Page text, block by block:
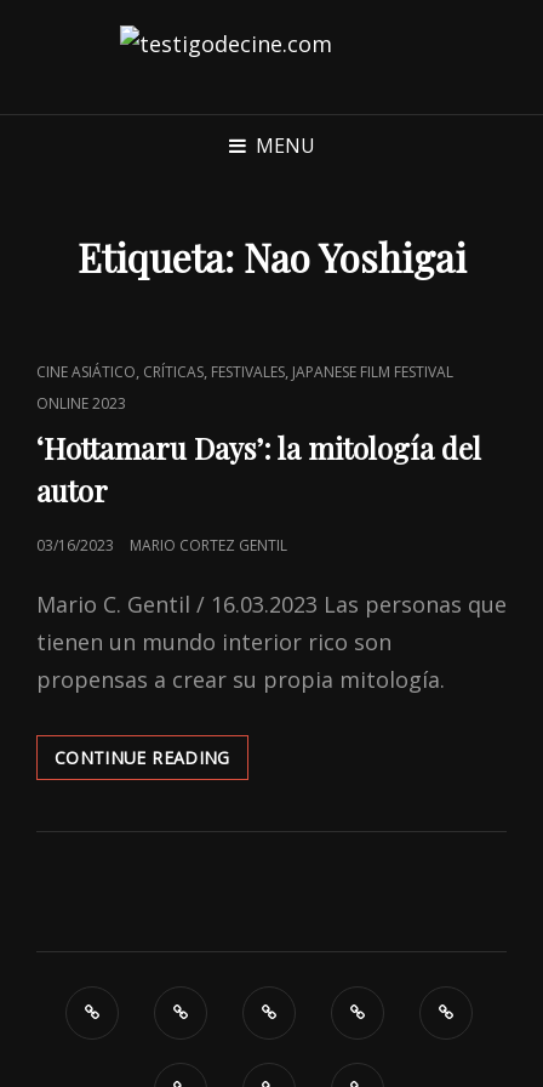
MENU
Etiqueta: Nao Yoshigai
CAT
LINKS
CINE ASIÁTICO, CRÍTICAS, FESTIVALES, JAPANESE FILM FESTIVAL
ONLINE 2023
‘Hottamaru Days’: la mitología del
autor
POSTED
03/16/2023 MARIO CORTEZ GENTIL
Mario C. Gentil / 16.03.2023 Las personas que
tienen un mundo interior rico son
propensas a crear su propia mitología.
CONTINUE READING‘HOTTAMARU
DAYS’:
MITOLOGÍA